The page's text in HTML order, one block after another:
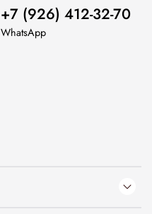
+7 (926) 412-32-70
WhatsApp